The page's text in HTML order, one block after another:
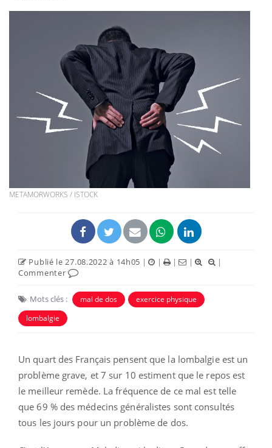
METAMORWORKS / ISTOCK
Publié le 27.08.2022 à 14h05 | | | |
|
Commenter
Mots clés : mal de dos
exercice physique
lombalgie
Un quart des Français pensent que la lombalgie est un
problème grave, et 7 sur 10 estiment que le repos est
le meilleur remède. La fréquence de ce mal est telle
que 69 % des médecins généralistes sont consultés
tous les jours pour un problème de dos.